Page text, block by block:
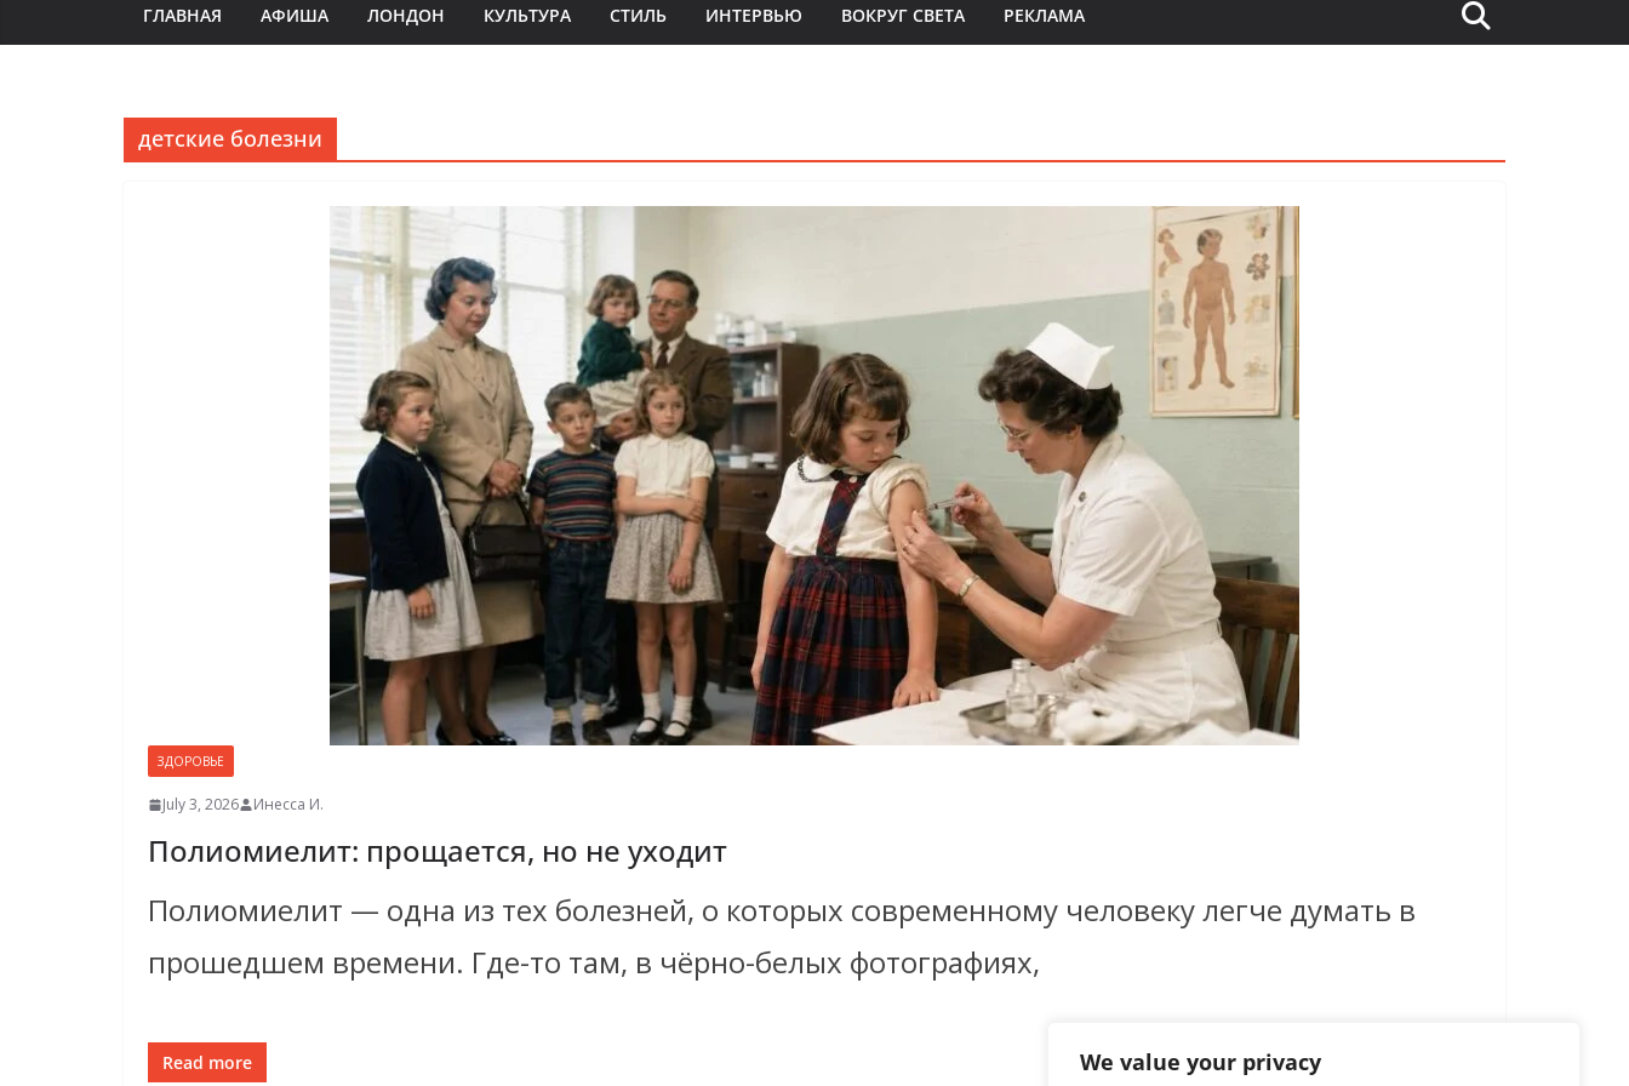
We value your privacy
ГЛАВНАЯ АФИША ЛОНДОН КУЛЬТУРА СТИЛЬ ИНТЕРВЬЮ ВОКРУГ СВЕТА РЕКЛАМА
детские болезни
ЗДОРОВЬЕ
July 3, 2026 Инесса И.
Полиомиелит: прощается, но не уходит
Полиомиелит — одна из тех болезней, о которых современному человеку легче думать в
прошедшем времени. Где-то там, в чёрно-белых фотографиях,
Read more